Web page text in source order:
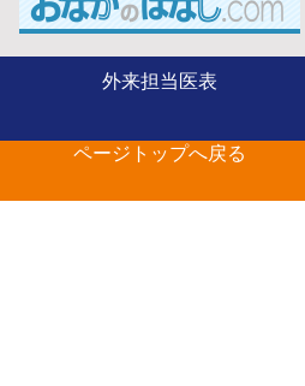
整形外科（手の外科専
ベストドクターズに選出さ
れました
外来担当医表
ページトップへ戻る